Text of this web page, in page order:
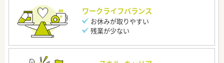
ワークライフバランス
お休みが取りやすい
残業が少ない